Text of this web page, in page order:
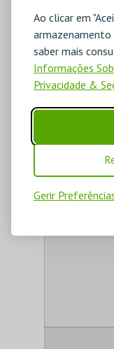
Ao clicar em
armazenamento
saber mais
Informações
Privacidade &
Gerir